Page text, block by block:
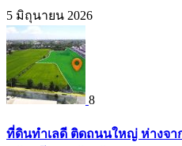
5 มิถุนายน 2026
8
ที่ดินทำเลดี ติดถนนใหญ่ ห่างจา